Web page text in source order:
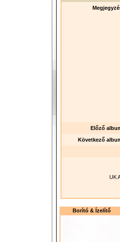
Előző
Következő
UK
Borító & Ízelítő